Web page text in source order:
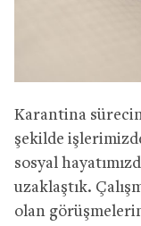
Karantina
şekilde
sosyal
uzaklaştık.
olan